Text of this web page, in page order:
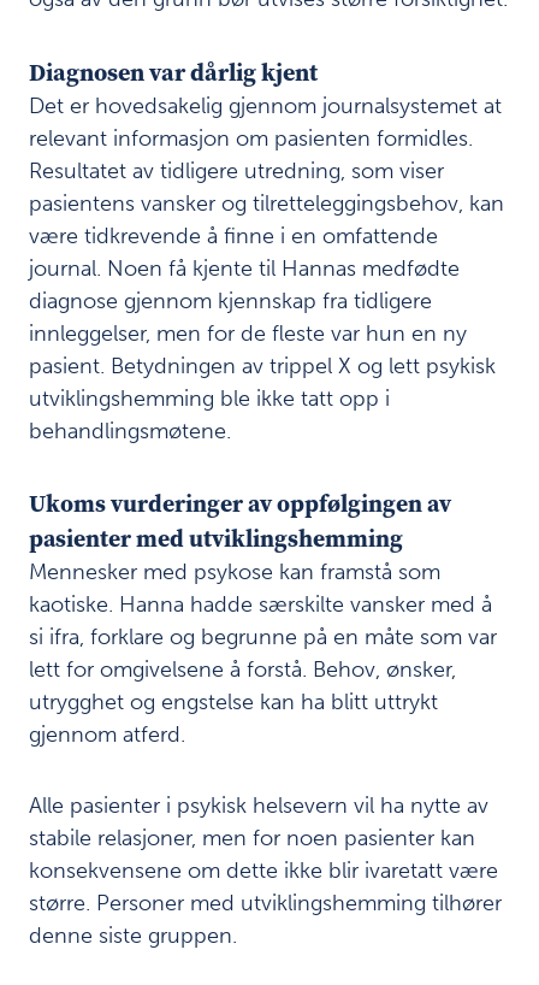
Diagnosen var dårlig kjent
Det er hovedsakelig gjennom journalsystemet at
relevant informasjon om pasienten formidles.
Resultatet av tidligere utredning, som viser
pasientens vansker og tilretteleggingsbehov, kan
være tidkrevende å finne i en omfattende
journal. Noen få kjente til Hannas medfødte
diagnose gjennom kjennskap fra tidligere
innleggelser, men for de fleste var hun en ny
pasient. Betydningen av trippel X og lett psykisk
utviklingshemming ble ikke tatt opp i
behandlingsmøtene.
Ukoms vurderinger av oppfølgingen av
pasienter med utviklingshemming
Mennesker med psykose kan framstå som
kaotiske. Hanna hadde særskilte vansker med å
si ifra, forklare og begrunne på en måte som var
lett for omgivelsene å forstå. Behov, ønsker,
utrygghet og engstelse kan ha blitt uttrykt
gjennom atferd.
Alle pasienter i psykisk helsevern vil ha nytte av
stabile relasjoner, men for noen pasienter kan
konsekvensene om dette ikke blir ivaretatt være
større. Personer med utviklingshemming tilhører
denne siste gruppen.